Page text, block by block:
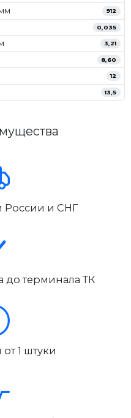
912
0,035
3,21
8,60
12
13,5
России и СНГ
до терминала ТК
1 штуки